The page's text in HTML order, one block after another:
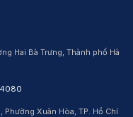
Hai Bà Trưng, Thành phố Hà
Phường Xuân Hòa, TP. Hồ Chí